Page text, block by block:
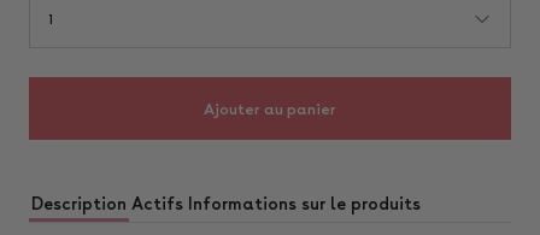
1
Ajouter au panier
Description Actifs Informations sur le produits